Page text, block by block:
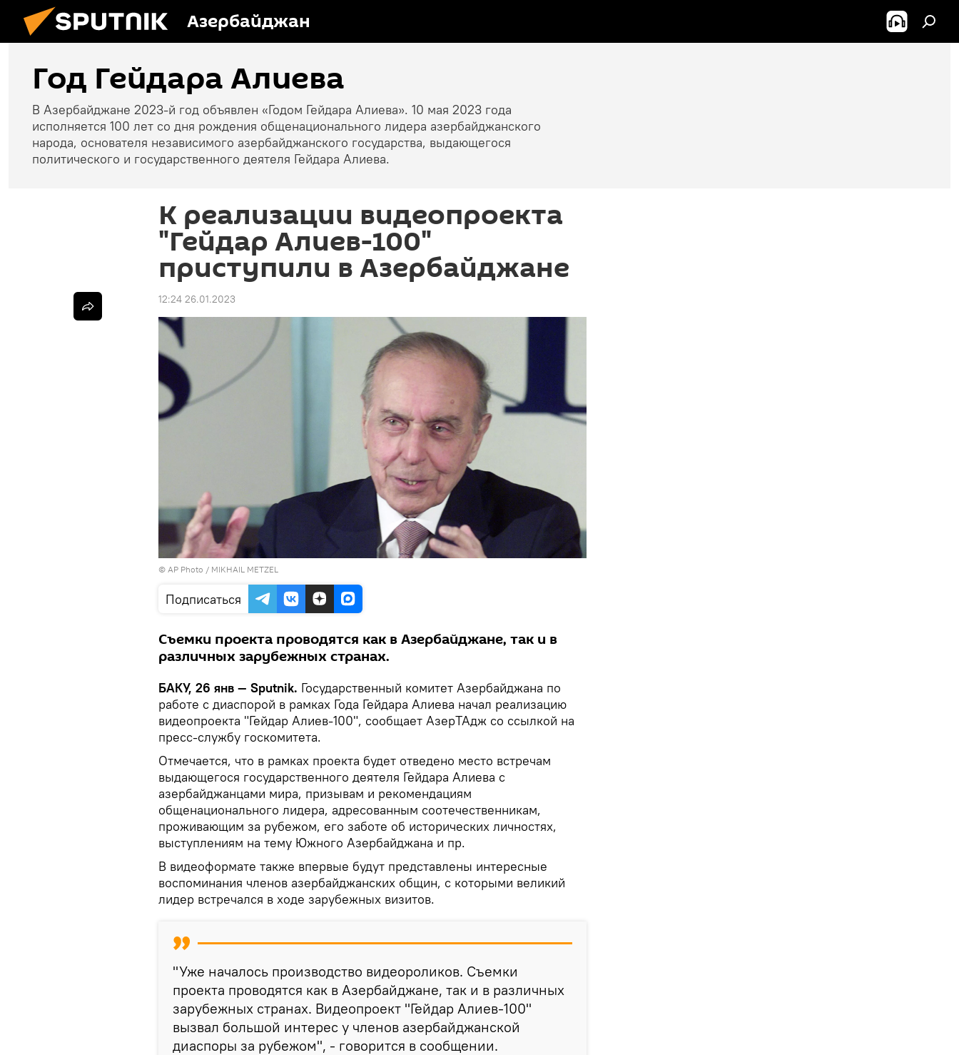
Азербайджан
Год Гейдара Алиева
В Азербайджане 2023-й год объявлен «Годом Гейдара Алиева». 10 мая 2023 года
исполняется 100 лет со дня рождения общенационального лидера азербайджанского
народа, основателя независимого азербайджанского государства, выдающегося
политического и государственного деятеля Гейдара Алиева.
К реализации видеопроекта
"Гейдар Алиев-100"
приступили в Азербайджане
12:24 26.01.2023
© AP Photo / MIKHAIL METZEL
Подписаться
Съемки проекта проводятся как в Азербайджане, так и в
различных зарубежных странах.
БАКУ, 26 янв — Sputnik. Государственный комитет Азербайджана по
работе с диаспорой в рамках Года Гейдара Алиева начал реализацию
видеопроекта "Гейдар Алиев-100", сообщает АзерТАдж со ссылкой на
пресс-службу госкомитета.
Отмечается, что в рамках проекта будет отведено место встречам
выдающегося государственного деятеля Гейдара Алиева с
азербайджанцами мира, призывам и рекомендациям
общенационального лидера, адресованным соотечественникам,
проживающим за рубежом, его заботе об исторических личностях,
выступлениям на тему Южного Азербайджана и пр.
В видеоформате также впервые будут представлены интересные
воспоминания членов азербайджанских общин, с которыми великий
лидер встречался в ходе зарубежных визитов.
"Уже началось производство видеороликов. Съемки
проекта проводятся как в Азербайджане, так и в различных
зарубежных странах. Видеопроект "Гейдар Алиев-100"
вызвал большой интерес у членов азербайджанской
диаспоры за рубежом", - говорится в сообщении.